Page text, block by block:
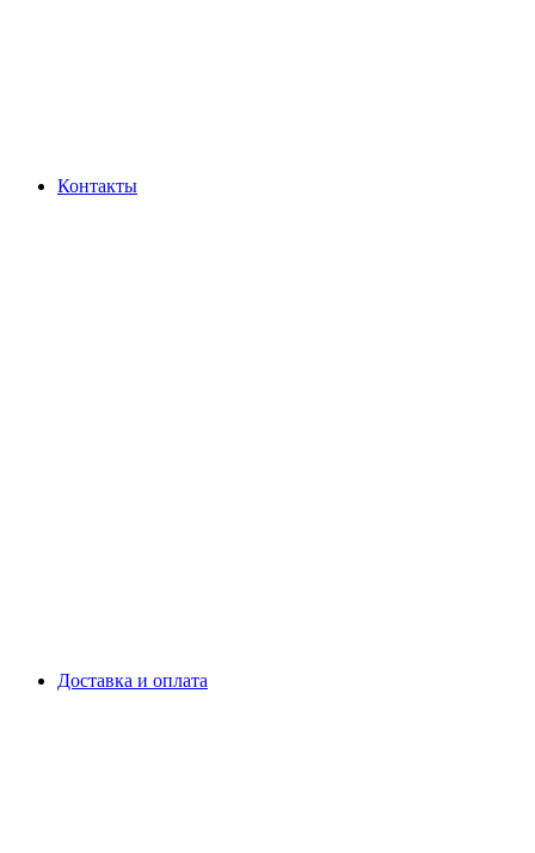
Контакты
Доставка и оплата